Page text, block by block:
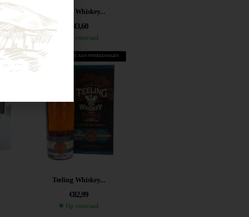
Teeling Whiskey...
43,60
Op voorraad
VOEG TOE AAN WINKELWAGEN
Teeling Whiskey...
€82,99
Op voorraad